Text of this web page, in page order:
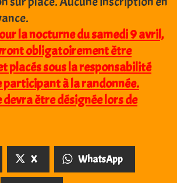
la nocturne du samedi 9 avril,
obligatoirement être
placés sous la responsabilité
participant à la randonnée.
être désignée lors de
X WhatsApp